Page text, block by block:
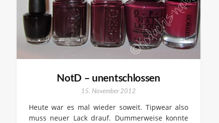
NotD – unentschlossen
15. November 2012
Heute war es mal wieder soweit. Tipwear also
muss neuer Lack drauf. Dummerweise konnte